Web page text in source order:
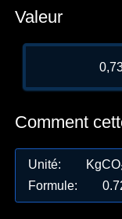
Valeur
Comment
Unité:
Formule: